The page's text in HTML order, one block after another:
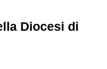
Diocesi di